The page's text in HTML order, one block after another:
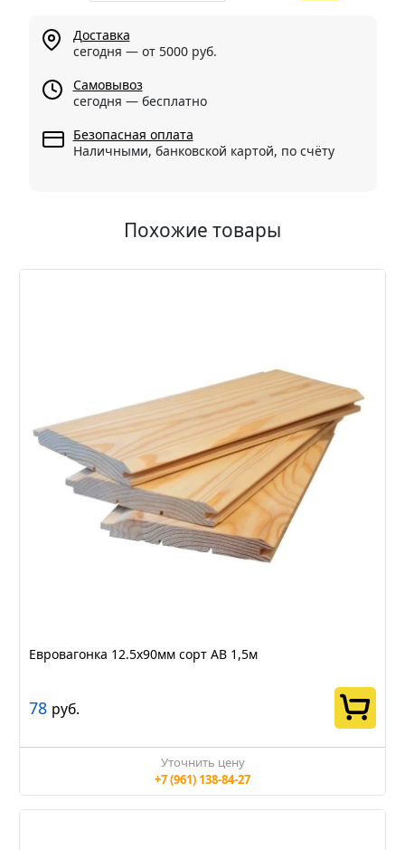
Доставка
сегодня — от 5000 руб.
Самовывоз
сегодня — бесплатно
Безопасная оплата
Наличными, банковской картой, по счёту
Похожие товары
Евровагонка 12.5х90мм сорт АВ 1,5м
78 руб.
Уточнить цену
+7 (961) 138-84-27